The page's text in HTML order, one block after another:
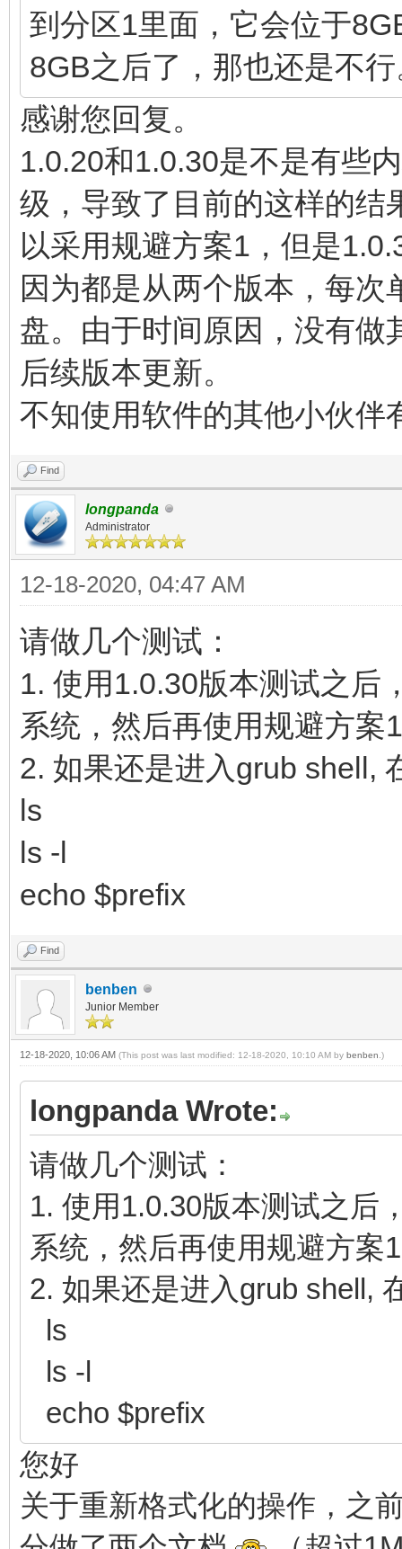
到分区1里面，它会位于
8GB之后了，那也还是不
感谢您回复。
1.0.20和1.0.30是不是有些
级，导致了目前的这样的结
以采用规避方案1，但是
因为都是从两个版本，每
盘。由于时间原因，没有做
后续版本更新。
不知使用软件的其他小伙
Find
longpanda
Administrator
12-18-2020, 04:47 AM
请做几个测试：
1. 使用1.0.30版本测试之后
系统，然后再使用规避方案
2. 如果还是进入grub shell,
ls
ls -l
echo $prefix
Find
benben
Junior Member
12-18-2020, 10:06 AM (This post was last modified: 12-18-2020, 10:10 AM by benben .)
longpanda Wrote:
请做几个测试：
1. 使用1.0.30版本测试之后
系统，然后再使用规避方案
2. 如果还是进入grub shell,
ls
ls -l
echo $prefix
您好
关于重新格式化的操作，之